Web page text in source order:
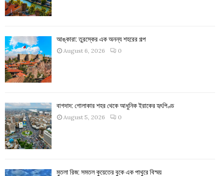
আঙ্কারা: তুরস্কের এক অনন্য শহরের গল্প
August 6, 2026 0
বাগদাদ: গোলাকার শহর থেকে আধুনিক ইরাকের হৃৎপিণ্ড
August 5, 2026 0
মুতলা রিজ: সমতল কুয়েতের বুকে এক পাথুরে বিস্ময়